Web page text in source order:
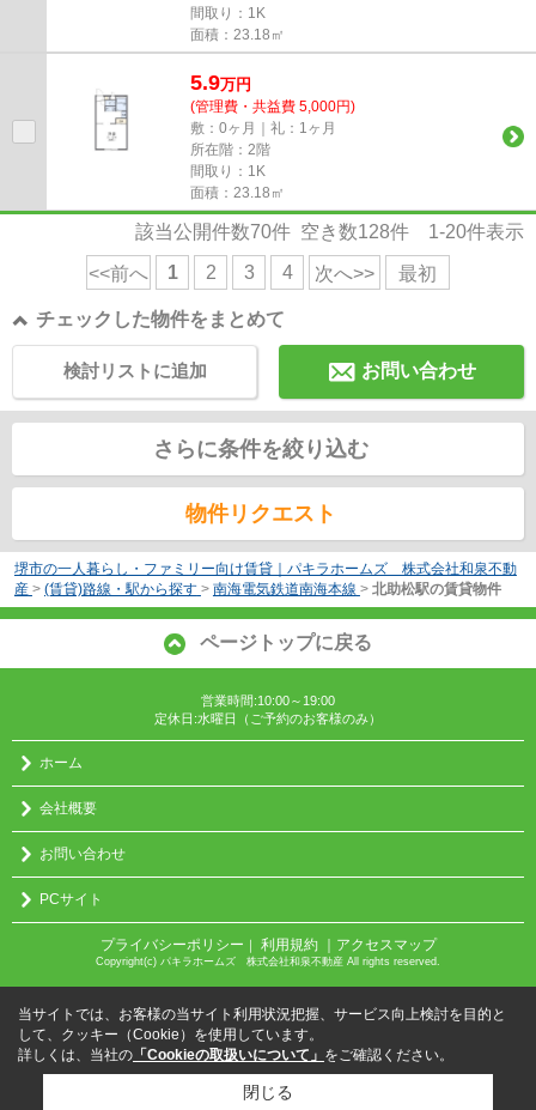
間取り：1K
面積：23.18㎡
5.9万円
(管理費・共益費 5,000円)
敷：0ヶ月｜礼：1ヶ月
所在階：2階
間取り：1K
面積：23.18㎡
該当公開件数70件 空き数128件 1-20件表示
<<前へ 1 2 3 4 次へ>> 最初
チェックした物件をまとめて
お問い合わせ
検討リストに追加
さらに条件を絞り込む
物件リクエスト
堺市の一人暮らし・ファミリー向け賃貸｜パキラホームズ 株式会社和泉不動
産 > (賃貸)路線・駅から探す > 南海電気鉄道南海本線 > 北助松駅の賃貸物件
ページトップに戻る
営業時間:10:00～19:00
定休日:水曜日（ご予約のお客様のみ）
ホーム
会社概要
お問い合わせ
PCサイト
プライバシーポリシー ｜ 利用規約 ｜アクセスマップ
Copyright(c) パキラホームズ 株式会社和泉不動産 All rights reserved.
当サイトでは、お客様の当サイト利用状況把握、サービス向上検討を目的と
して、クッキー（Cookie）を使用しています。
詳しくは、当社の 「Cookieの取扱いについて」 をご確認ください。
閉じる